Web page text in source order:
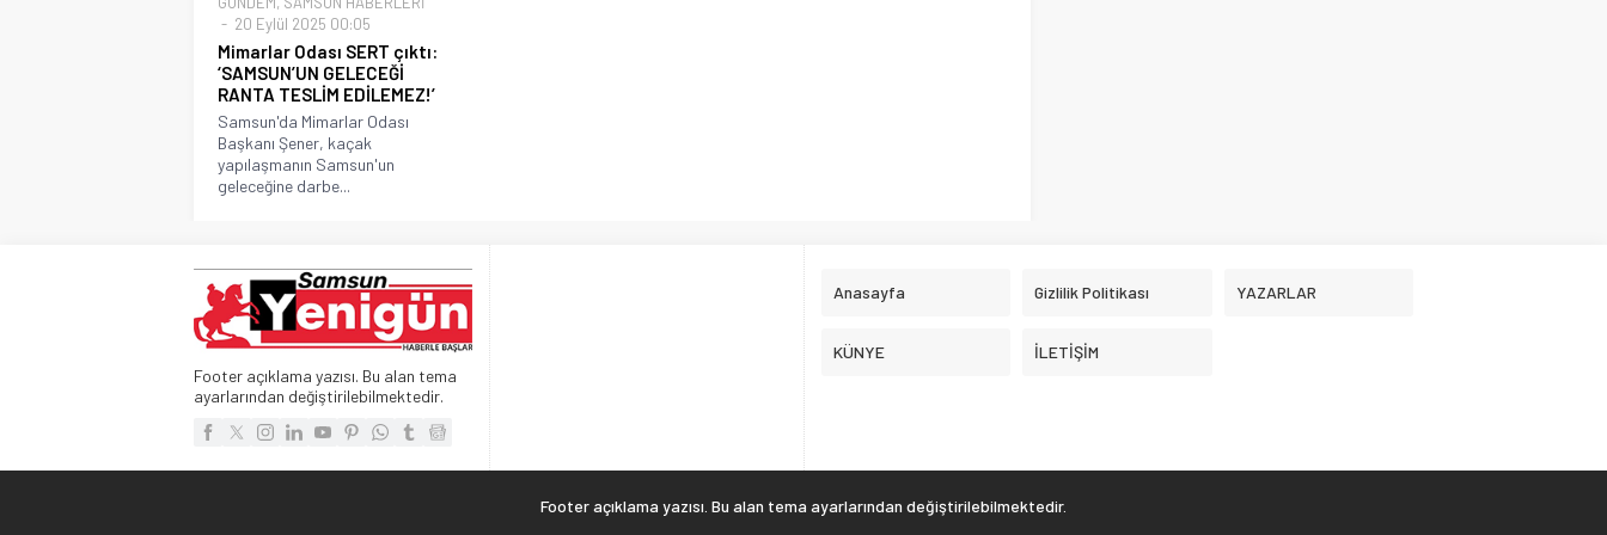
20 Eylül 2025 00:05
Mimarlar Odası SERT çıktı:
‘SAMSUN’UN GELECEĞİ
RANTA TESLİM EDİLEMEZ!’
Samsun'da Mimarlar Odası
Başkanı Şener, kaçak
yapılaşmanın Samsun'un
geleceğine darbe...
Footer açıklama yazısı. Bu alan tema
ayarlarından değiştirilebilmektedir.
Anasayfa Gizlilik Politikası YAZARLAR
KÜNYE İLETİŞİM
Footer açıklama yazısı. Bu alan tema ayarlarından değiştirilebilmektedir.